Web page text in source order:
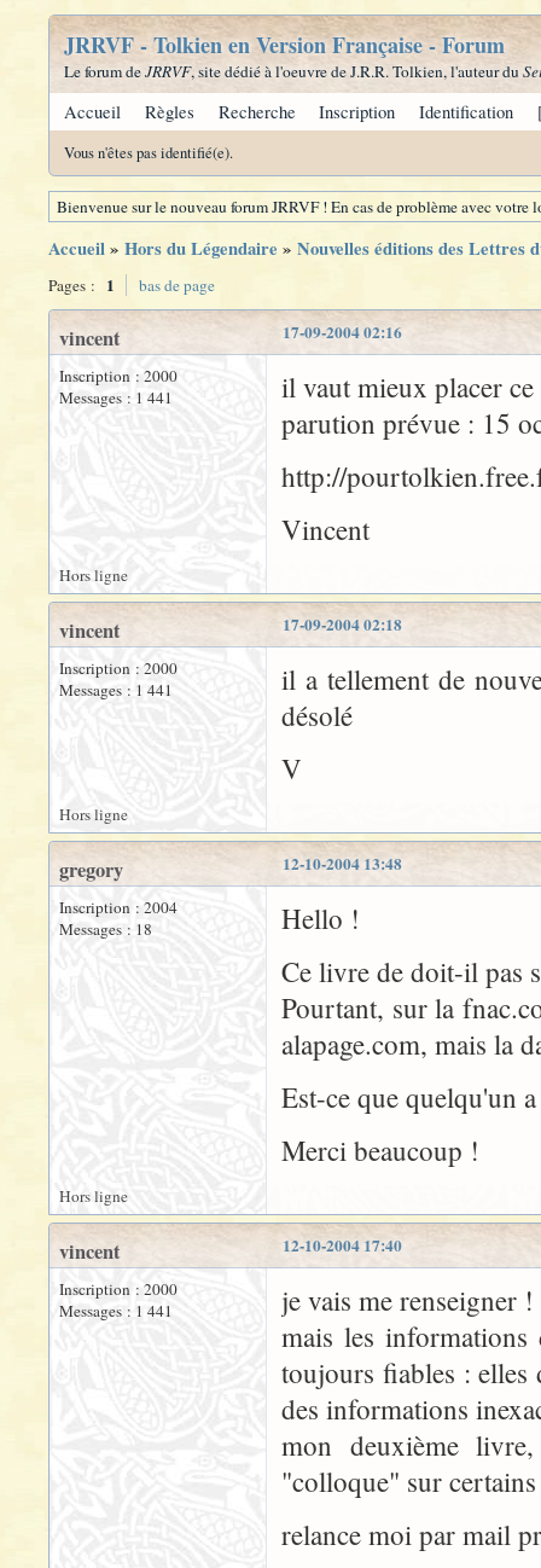
JRRVF - Tolkien en Version Française - Forum
Le forum deJRRVF, site dédié à l'oeuvre de J.R.R. Tolkien, l'auteur du
Accueil Règles Recherche Inscription Identification
Vous n'êtes pas identifié(e).
Bienvenue sur le nouveau forum JRRVF ! En cas de problème avec
Accueil» Hors du Légendaire » Nouvelles éditions des Lettres
Pages : 1 bas de page
17-09-2004 02:16
vincent
Inscription : 2000
Messages : 1 441
il vaut mieux placer
parution prévue : 15
http://
Vincent
Hors ligne
17-09-2004 02:18
vincent
Inscription : 2000
Messages : 1 441
il a tellement de
désolé
V
Hors ligne
12-10-2004 13:48
gregory
Inscription : 2004
Messages : 18
Hello !
Ce livre de doit-il pas
Pourtant, sur la
alapage.com, mais la
Est-ce que quelqu'un
Merci beaucoup !
Hors ligne
12-10-2004 17:40
vincent
Inscription : 2000
Messages : 1 441
je vais me renseigner !
mais les informations
toujours fiables : elles
des informations
mon deuxième
"colloque" sur
relance moi par mail